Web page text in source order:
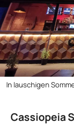
In lauschigen
Cassiopeia